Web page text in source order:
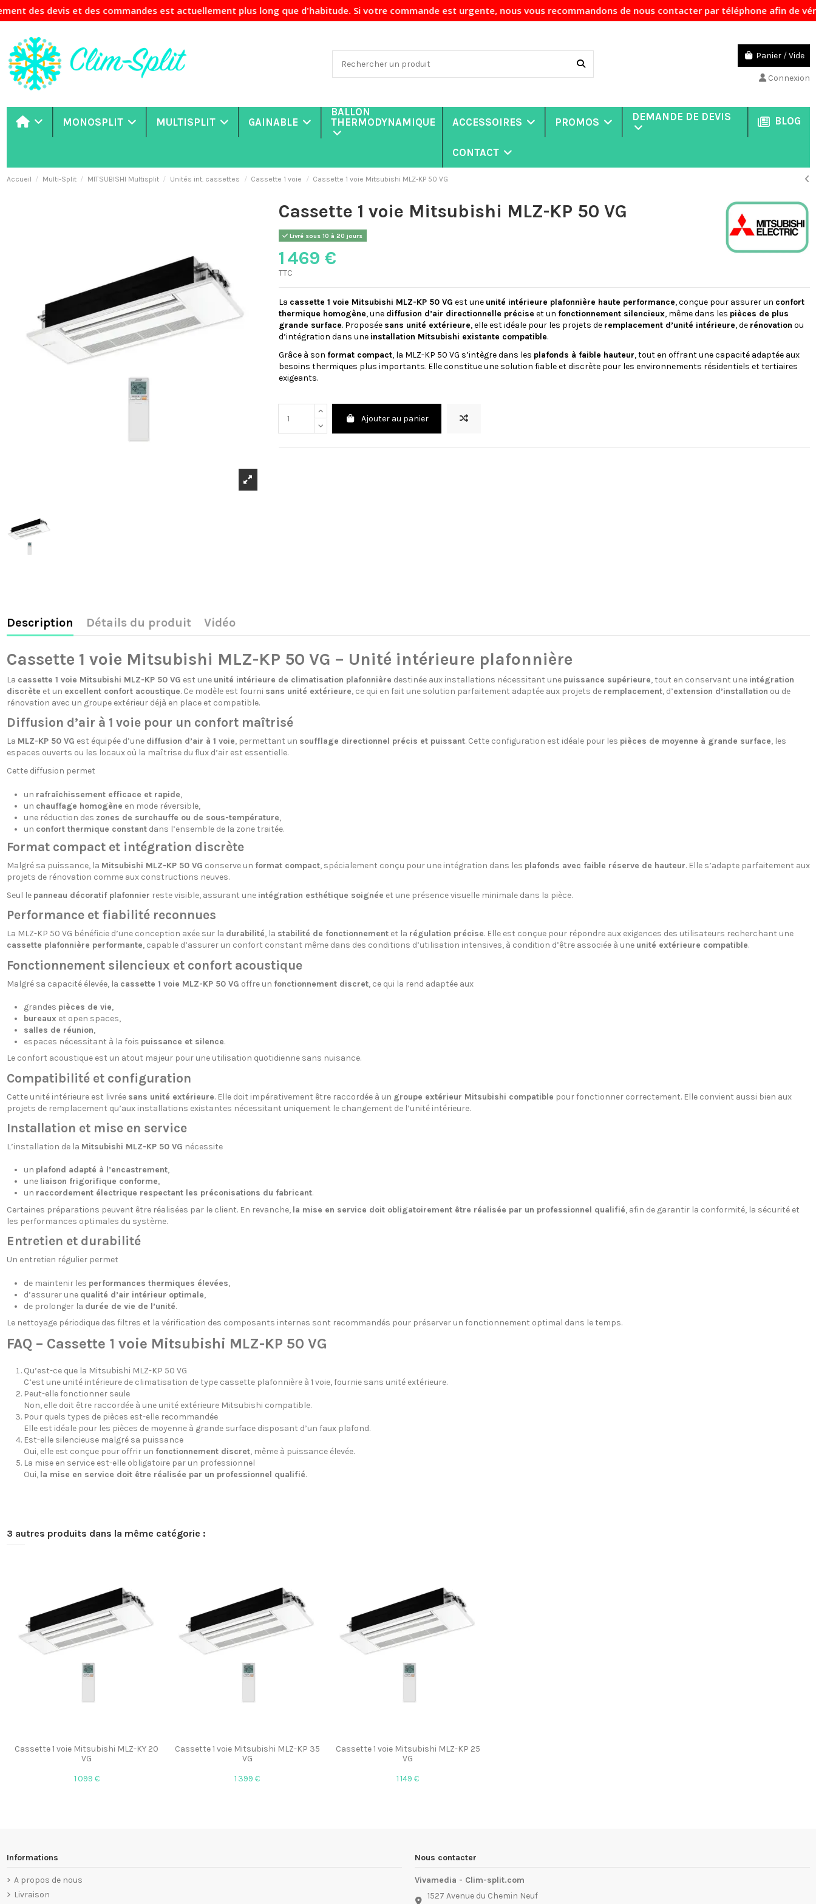
et des commandes est actuellement plus long que d'habitude. Si votre commande est urgente, nous vous recommandons de nous contacter par téléphone afin de vérifier la
Panier /Vide
Connexion
MONOSPLIT MULTISPLIT GAINABLE
BALLON
THERMODYNAMIQUE
ACCESSOIRES PROMOS DEMANDE DE DEVIS BLOG
CONTACT
Accueil Multi-Split MITSUBISHI Multisplit Unités int. cassettes Cassette 1 voie Cassette 1 voie Mitsubishi MLZ-KP 50 VG
Cassette 1 voie Mitsubishi MLZ-KP 50 VG
Livré sous 10 à 20 jours
1 469 €
TTC
La cassette 1 voie Mitsubishi MLZ-KP 50 VG est une unité intérieure plafonnière haute performance, conçue pour assurer un confort
thermique homogène, une diffusion d’air directionnelle précise et un fonctionnement silencieux, même dans les pièces de plus
grande surface. Proposée sans unité extérieure, elle est idéale pour les projets de remplacement d’unité intérieure, de rénovation ou
d’intégration dans une installation Mitsubishi existante compatible.
Grâce à son format compact, la MLZ-KP 50 VG s’intègre dans les plafonds à faible hauteur, tout en offrant une capacité adaptée aux
besoins thermiques plus importants. Elle constitue une solution fiable et discrète pour les environnements résidentiels et tertiaires
exigeants.
Ajouter au panier
Description Détails du produit Vidéo
Cassette 1 voie Mitsubishi MLZ-KP 50 VG – Unité intérieure plafonnière
La cassette 1 voie Mitsubishi MLZ-KP 50 VG est une unité intérieure de climatisation plafonnière destinée aux installations nécessitant une puissance supérieure, tout en conservant une intégration
discrète et un excellent confort acoustique. Ce modèle est fourni sans unité extérieure, ce qui en fait une solution parfaitement adaptée aux projets de remplacement, d’extension d’installation ou de
rénovation avec un groupe extérieur déjà en place et compatible.
Diffusion d’air à 1 voie pour un confort maîtrisé
La MLZ-KP 50 VG est équipée d’une diffusion d’air à 1 voie, permettant un soufflage directionnel précis et puissant. Cette configuration est idéale pour les pièces de moyenne à grande surface, les
espaces ouverts ou les locaux où la maîtrise du flux d’air est essentielle.
Cette diffusion permet
un rafraîchissement efficace et rapide,
un chauffage homogène en mode réversible,
une réduction des zones de surchauffe ou de sous-température,
un confort thermique constantdans l’ensemble de la zone traitée.
Format compact et intégration discrète
Malgré sa puissance, la Mitsubishi MLZ-KP 50 VG conserve un format compact, spécialement conçu pour une intégration dans les plafonds avec faible réserve de hauteur. Elle s’adapte parfaitement aux
projets de rénovation comme aux constructions neuves.
Seul le panneau décoratif plafonnier reste visible, assurant une intégration esthétique soignée et une présence visuelle minimale dans la pièce.
Performance et fiabilité reconnues
La MLZ-KP 50 VG bénéficie d’une conception axée sur la durabilité, la stabilité de fonctionnementet la régulation précise. Elle est conçue pour répondre aux exigences des utilisateurs recherchant une
cassette plafonnière performante, capable d’assurer un confort constant même dans des conditions d’utilisation intensives, à condition d’être associée à une unité extérieure compatible.
Fonctionnement silencieux et confort acoustique
Malgré sa capacité élevée, la cassette 1 voie MLZ-KP 50 VG offre un fonctionnement discret, ce qui la rend adaptée aux
grandes pièces de vie,
bureauxet open spaces,
salles de réunion,
espaces nécessitant à la fois puissance et silence.
Le confort acoustique est un atout majeur pour une utilisation quotidienne sans nuisance.
Compatibilité et configuration
Cette unité intérieure est livrée sans unité extérieure. Elle doit impérativement être raccordée à un groupe extérieur Mitsubishi compatible pour fonctionner correctement. Elle convient aussi bien aux
projets de remplacement qu’aux installations existantes nécessitant uniquement le changement de l’unité intérieure.
Installation et mise en service
L’installation de la Mitsubishi MLZ-KP 50 VG nécessite
un plafond adapté à l’encastrement,
une liaison frigorifique conforme,
un raccordement électrique respectant les préconisations du fabricant.
Certaines préparations peuvent être réalisées par le client. En revanche, la mise en service doit obligatoirement être réalisée par un professionnel qualifié, afin de garantir la conformité, la sécurité et
les performances optimales du système.
Entretien et durabilité
Un entretien régulier permet
de maintenir les performances thermiques élevées,
d’assurer une qualité d’air intérieur optimale,
de prolonger la durée de vie de l’unité.
Le nettoyage périodique des filtres et la vérification des composants internes sont recommandés pour préserver un fonctionnement optimal dans le temps.
FAQ – Cassette 1 voie Mitsubishi MLZ-KP 50 VG
Qu’est-ce que la Mitsubishi MLZ-KP 50 VG
C’est une unité intérieure de climatisation de type cassette plafonnière à 1 voie, fournie sans unité extérieure.
Peut-elle fonctionner seule
Non, elle doit être raccordée à une unité extérieure Mitsubishi compatible.
Pour quels types de pièces est-elle recommandée
Elle est idéale pour les pièces de moyenne à grande surface disposant d’un faux plafond.
Est-elle silencieuse malgré sa puissance
Oui, elle est conçue pour offrir un fonctionnement discret, même à puissance élevée.
La mise en service est-elle obligatoire par un professionnel
Oui, la mise en service doit être réalisée par un professionnel qualifié.
3 autres produits dans la même catégorie :
Cassette 1 voie Mitsubishi MLZ-KY 20
VG
1 099 €
Cassette 1 voie Mitsubishi MLZ-KP 35
VG
1 399 €
Cassette 1 voie Mitsubishi MLZ-KP 25
VG
1 149 €
Informations
A propos de nous
Livraison
Nous contacter
Vivamedia - Clim-split.com
1527 Avenue du Chemin Neuf